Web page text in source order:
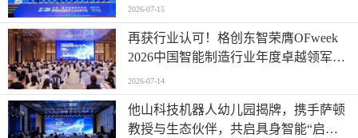
2026-07-15
再获行业认可！格创东智荣膺OFweek
2026中国智能制造行业年度卓越领军企
业奖
2026-07-14
他山科技机器人幼儿园揭牌，携手萨顿
教授与生态伙伴，共启具身智能“启蒙